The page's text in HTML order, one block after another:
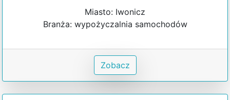
Miasto: Iwonicz
Branża: wypożyczalnia samochodów
Zobacz